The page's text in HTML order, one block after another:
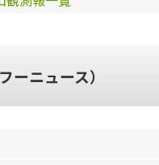
ーニュース）